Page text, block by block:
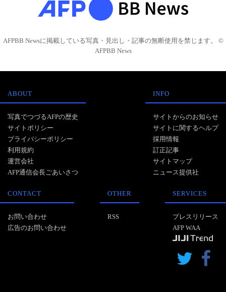
AFPBB Newsに掲載している写真・見出し・記事の無断使用を禁じます。 ©
AFPBB News
ABOUT
写真でつづるAFPの歴史
サイトポリシー
プライバシーポリシー
利用規約
運営会社
AFP通信会長ごあいさつ
INFO
サイトからのお知らせ
サイトに関するヘルプ
採用情報
訂正記事
サイトマップ
ニュース提供社
CONTACT
お問い合わせ
広告のお問い合わせ
OTHER
RSS
SERVICES
プレスリリース
AFP WAA